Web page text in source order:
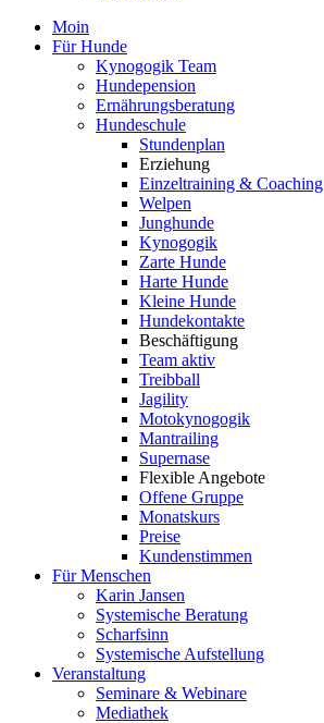
Moin
Für Hunde
Kynogogik Team
Hundepension
Ernährungsberatung
Hundeschule
Stundenplan
Erziehung
Einzeltraining & Coaching
Welpen
Junghunde
Kynogogik
Zarte Hunde
Harte Hunde
Kleine Hunde
Hundekontakte
Beschäftigung
Team aktiv
Treibball
Jagility
Motokynogogik
Mantrailing
Supernase
Flexible Angebote
Offene Gruppe
Monatskurs
Preise
Kundenstimmen
Für Menschen
Karin Jansen
Systemische Beratung
Scharfsinn
Systemische Aufstellung
Veranstaltung
Seminare & Webinare
Mediathek